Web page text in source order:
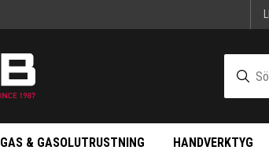
GAS & GASOLUTRUSTNING HANDVERKTYG